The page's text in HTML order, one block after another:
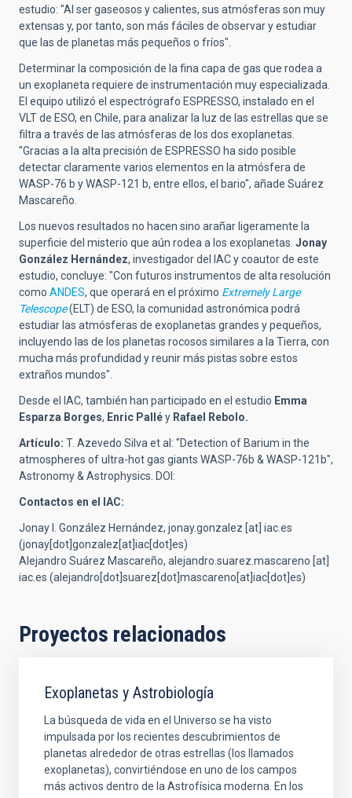
estudio: "Al ser gaseosos y calientes, sus atmósferas son muy
extensas y, por tanto, son más fáciles de observar y estudiar
que las de planetas más pequeños o fríos".
Determinar la composición de la fina capa de gas que rodea a
un exoplaneta requiere de instrumentación muy especializada.
El equipo utilizó el espectrógrafo ESPRESSO, instalado en el
VLT de ESO, en Chile, para analizar la luz de las estrellas que se
filtra a través de las atmósferas de los dos exoplanetas.
"Gracias a la alta precisión de ESPRESSO ha sido posible
detectar claramente varios elementos en la atmósfera de
WASP-76 b y WASP-121 b, entre ellos, el bario", añade Suárez
Mascareño.
Los nuevos resultados no hacen sino arañar ligeramente la
superficie del misterio que aún rodea a los exoplanetas Jonay
González Hernández, investigador del IAC y coautor de este
estudio, concluye: "Con futuros instrumentos de alta resolución
como ANDES, que operará en el próximo Extremely Large
Telescope(ELT) de ESO, la comunidad astronómica podrá
estudiar las atmósferas de exoplanetas grandes y pequeños,
incluyendo las de los planetas rocosos similares a la Tierra, con
mucha más profundidad y reunir más pistas sobre estos
extraños mundos".
Desde el IAC, también han participado en el estudio Emma
Esparza Borges, Enric Palléy Rafael Rebolo.
Artículo: T. Azevedo Silva et al: "Detection of Barium in the
atmospheres of ultra-hot gas giants WASP-76b & WASP-121b",
Astronomy & Astrophysics. DOI:
Contactos en el IAC:
Jonay I. González Hernández, jonay.gonzalez [at] iac.es
(jonay[dot]gonzalez[at]iac[dot]es)
Alejandro Suárez Mascareño, alejandro.suarez.mascareno [at]
iac.es (alejandro[dot]suarez[dot]mascareno[at]iac[dot]es)
Proyectos relacionados
Exoplanetas y Astrobiología
La búsqueda de vida en el Universo se ha visto
impulsada por los recientes descubrimientos de
planetas alrededor de otras estrellas (los llamados
exoplanetas), convirtiéndose en uno de los campos
más activos dentro de la Astrofísica moderna. En los